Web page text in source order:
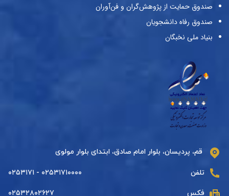
صندوق حمایت از پژوهش‌گران و فن‌آوران
صندوق رفاه دانشجویان
بنیاد ملی نخبگان
قم، پردیسان، بلوار امام صادق، ابتدای بلوار مولوی
تلفن ۰۲۵۳۱۷۱۰۰۰۰ - ۰۲۵۳۱۷۱
فکس ۰۲۵۳۲۸۰۲۶۲۷